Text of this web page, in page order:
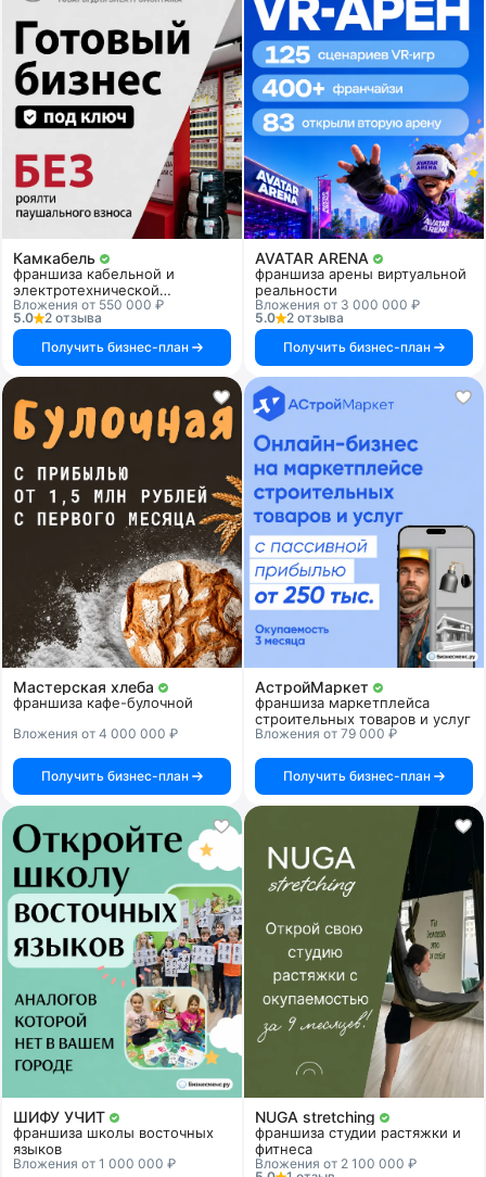
Камкабель
франшиза кабельной и
электротехнической
продукции
Вложения от 550 000 ₽
5.0
2 отзыва
Получить бизнес-план
AVATAR ARENA
франшиза арены виртуальной
реальности
Вложения от 3 000 000 ₽
5.0
2 отзыва
Получить бизнес-план
Мастерская хлеба
франшиза кафе-булочной
Вложения от 4 000 000 ₽
Получить бизнес-план
АстройМаркет
франшиза маркетплейса
строительных товаров и услуг
Вложения от 79 000 ₽
Получить бизнес-план
ШИФУ УЧИТ
франшиза школы восточных
языков
Вложения от 1 000 000 ₽
NUGA stretching
франшиза студии растяжки и
фитнеса
Вложения от 2 100 000 ₽